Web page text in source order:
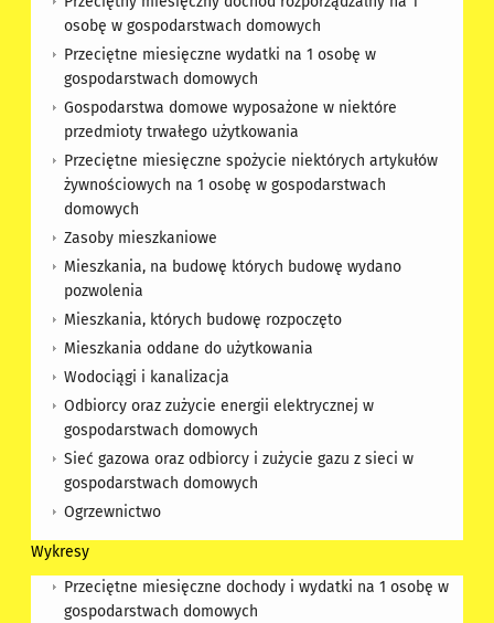
osobę w gospodarstwach domowych
Przeciętne miesięczne wydatki na 1 osobę w
gospodarstwach domowych
Gospodarstwa domowe wyposażone w niektóre
przedmioty trwałego użytkowania
Przeciętne miesięczne spożycie niektórych artykułów
żywnościowych na 1 osobę w gospodarstwach
domowych
Zasoby mieszkaniowe
Mieszkania, na budowę których budowę wydano
pozwolenia
Mieszkania, których budowę rozpoczęto
Mieszkania oddane do użytkowania
Wodociągi i kanalizacja
Odbiorcy oraz zużycie energii elektrycznej w
gospodarstwach domowych
Sieć gazowa oraz odbiorcy i zużycie gazu z sieci w
gospodarstwach domowych
Ogrzewnictwo
Wykresy
Przeciętne miesięczne dochody i wydatki na 1 osobę w
gospodarstwach domowych